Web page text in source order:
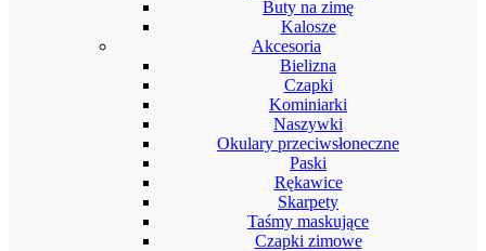
Buty na zimę
Kalosze
Akcesoria
Bielizna
Czapki
Kominiarki
Naszywki
Okulary przeciwsłoneczne
Paski
Rękawice
Skarpety
Taśmy maskujące
Czapki zimowe